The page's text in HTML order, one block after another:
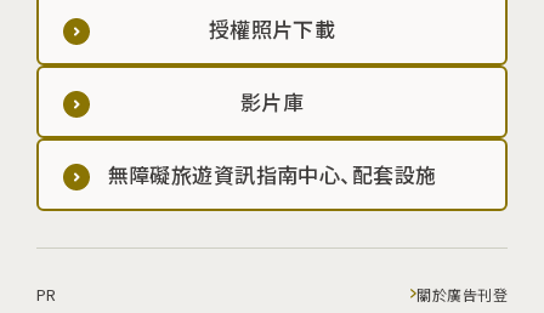
授權照片下載
影片庫
無障礙旅遊資訊指南中心、配套設施
PR 關於廣告刊登